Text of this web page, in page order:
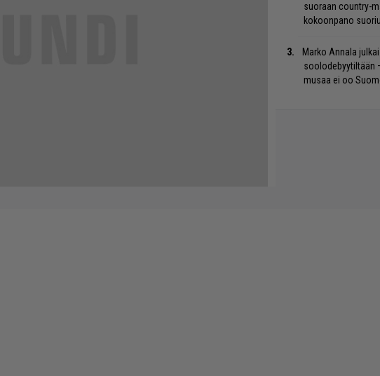
suoraan country-
kokoonpano
Marko Annala
soolodebyytiltään
musaa ei oo